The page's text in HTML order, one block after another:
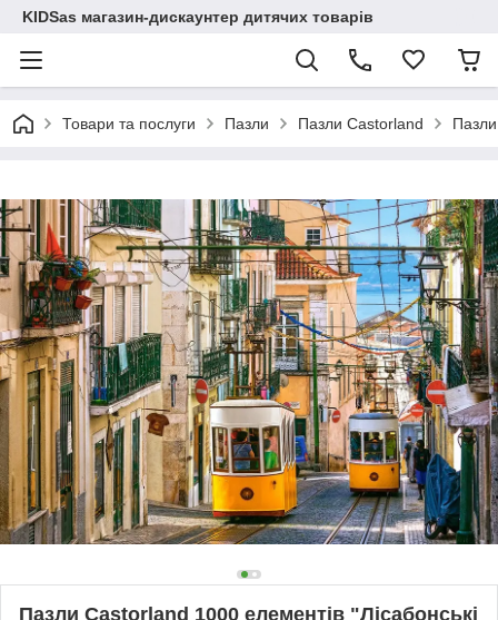
KIDSas магазин-дискаунтер дитячих товарів
Товари та послуги Пазли Пазли Castorland
Пазли Castorland 1000 елементів "Лісабонські